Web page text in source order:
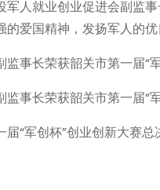
军人就业创业促进会副监
的爱国精神，发扬军人的优
届“军创杯”创业创新大赛总